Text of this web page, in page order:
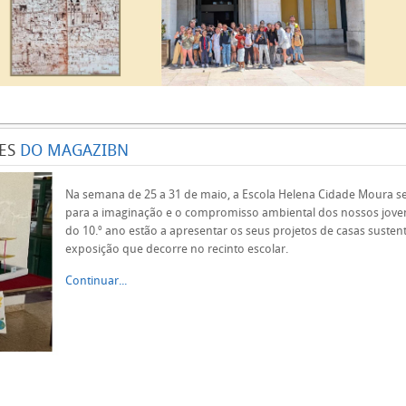
DO MAGAZIBN
Na semana de 25 a 31 de maio, a Escola Helena Cidade Moura
para a imaginação e o compromisso ambiental dos nossos
do 10.º ano estão a apresentar os seus projetos de casas
exposição que decorre no recinto escolar.
Continuar...